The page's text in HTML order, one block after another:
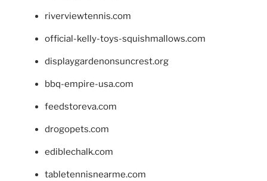
riverviewtennis.com
official-kelly-toys-squishmallows.com
displaygardenonsuncrest.org
bbq-empire-usa.com
feedstoreva.com
drogopets.com
ediblechalk.com
tabletennisnearme.com